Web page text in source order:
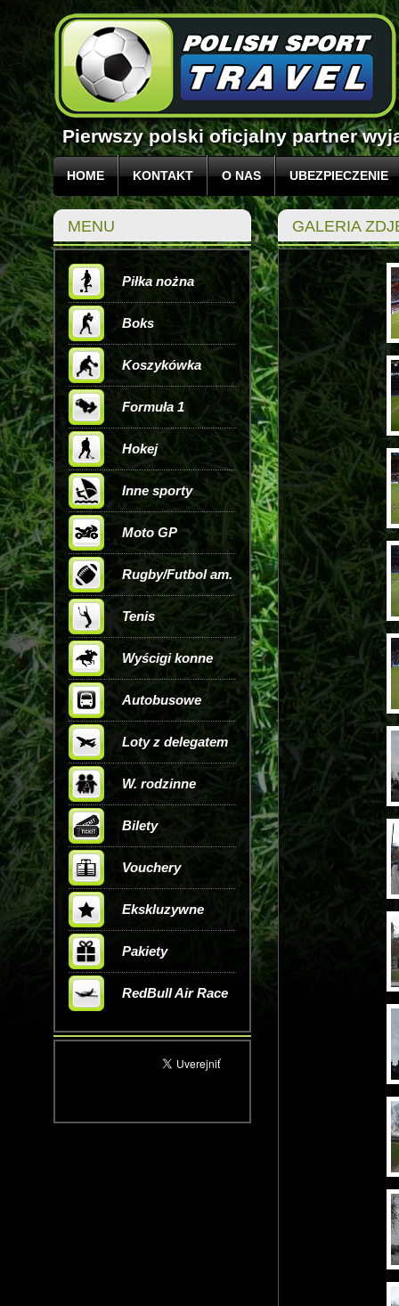
Pierwszy polski oficjalny partner
HOME KONTAKT O NAS UBEZPIECZENIE
MENU
Piłka nożna
Boks
Koszykówka
Formuła 1
Hokej
Inne sporty
Moto GP
Rugby/Futbol am.
Tenis
Wyścigi konne
Autobusowe
Loty z delegatem
W. rodzinne
Bilety
Vouchery
Ekskluzywne
Pakiety
RedBull Air Race
GALERIA